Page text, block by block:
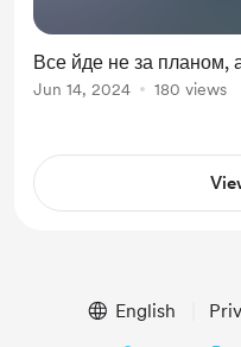
Все йде не за планом,
Jun 14, 2024 180 views
English